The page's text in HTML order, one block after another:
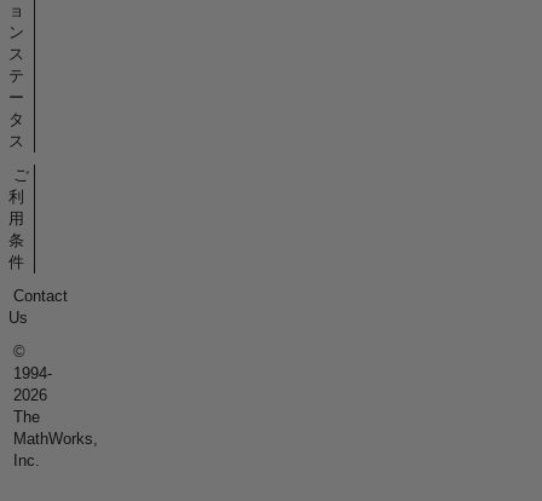
ョ
ン
ス
テ
ー
タ
ス
ご
利
用
条
件
Contact
Us
©
1994-
2026
The
MathWorks,
Inc.